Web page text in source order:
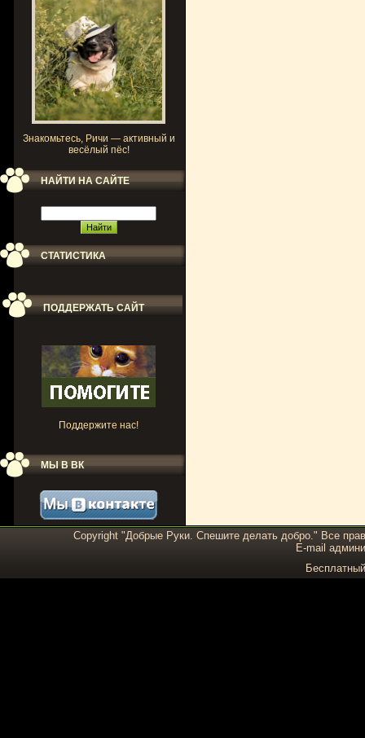
Знакомьтесь, Ричи — активный и
весёлый пёс!
НАЙТИ НА САЙТЕ
СТАТИСТИКА
ПОДДЕРЖАТЬ САЙТ
Поддержите нас!
МЫ В ВК
Copyright "Добрые Руки. Спешите делать добро." Все
E-mail